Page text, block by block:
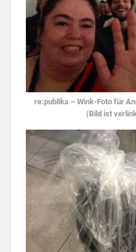
re:publika – Wink-Foto für
(Bild ist